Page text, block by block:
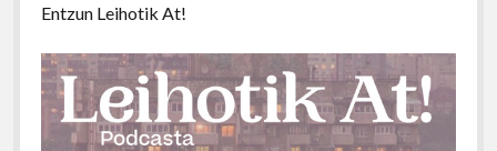
Entzun Leihotik At!